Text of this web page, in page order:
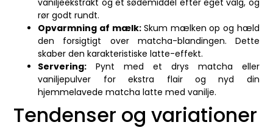
vaniljeekstrakt og et sødemiddel efter eget valg, og
rør godt rundt.
Opvarmning af mælk:Skum mælken op og hæld
den forsigtigt over matcha-blandingen. Dette
skaber den karakteristiske latte-effekt.
Servering: Pynt med et drys matcha eller
vaniljepulver for ekstra flair og nyd din
hjemmelavede matcha latte med vanilje.
Tendenser og variationer